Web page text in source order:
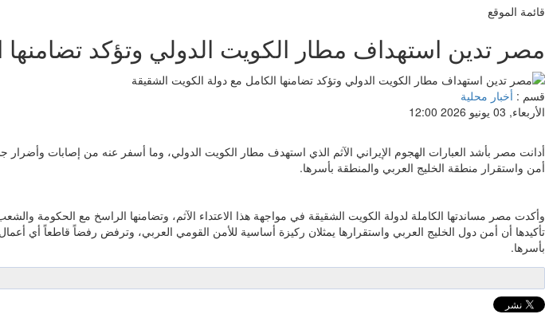
قائمة الموقع
مصر تدين استهداف مطار الكويت الدولي وتؤكد تضامنها
قسم : أخبار محلية
الأربعاء, 03 يونيو 2026 12:00
أدانت مصر بأشد العبارات الهجوم الإيراني الآثم الذي استهدف مطار الكويت الدولي، وما أسفر عنه من إصابات
أمن واستقرار منطقة الخليج العربي والمنطقة بأسرها.
وأكدت مصر مساندتها الكاملة لدولة الكويت الشقيقة في مواجهة هذا الاعتداء الآثم، وتضامنها الراسخ مع الحكومة
تأكيدها أن أمن دول الخليج العربي واستقرارها يمثلان ركيزة أساسية للأمن القومي العربي، وترفض رفضاً قاطعاً أي
بأسرها.